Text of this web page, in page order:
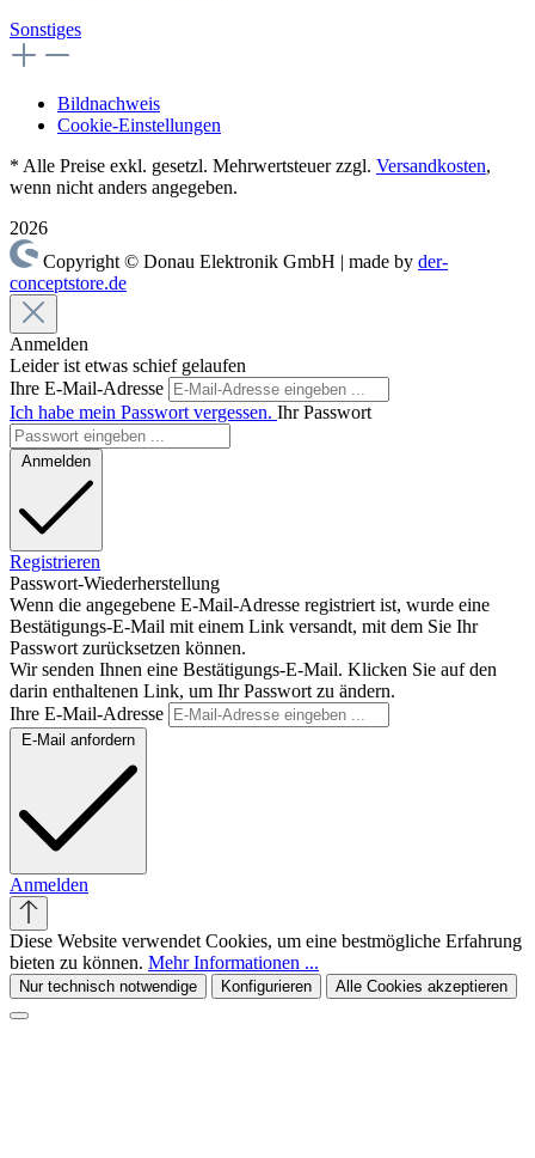
Sonstiges
Bildnachweis
Cookie-Einstellungen
* Alle Preise exkl. gesetzl. Mehrwertsteuer zzgl. Versandkosten,
wenn nicht anders angegeben.
2026
Copyright © Donau Elektronik GmbH | made by der-
conceptstore.de
Anmelden
Leider ist etwas schief gelaufen
Ihre E-Mail-Adresse
Ich habe mein Passwort vergessen. Ihr Passwort
Anmelden
Registrieren
Passwort-Wiederherstellung
Wenn die angegebene E-Mail-Adresse registriert ist, wurde eine
Bestätigungs-E-Mail mit einem Link versandt, mit dem Sie Ihr
Passwort zurücksetzen können.
Wir senden Ihnen eine Bestätigungs-E-Mail. Klicken Sie auf den
darin enthaltenen Link, um Ihr Passwort zu ändern.
Ihre E-Mail-Adresse
E-Mail anfordern
Anmelden
Diese Website verwendet Cookies, um eine bestmögliche Erfahrung
bieten zu können. Mehr Informationen ...
Nur technisch notwendige Konfigurieren Alle Cookies akzeptieren